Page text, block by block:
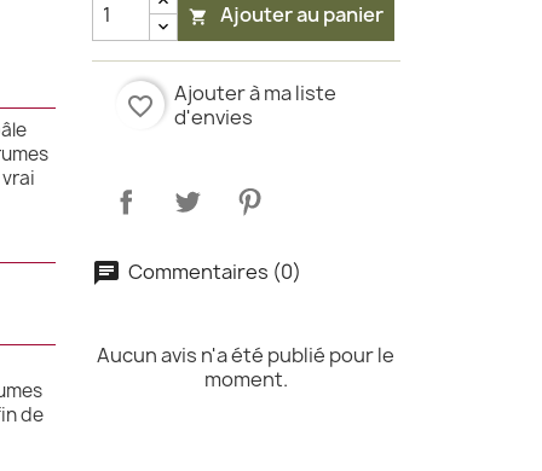
de
 Ajouter au panier
favorite_border
Ajouter à ma liste
d'envies
Commentaires (0)
Aucun avis n'a été publié pour le
moment.